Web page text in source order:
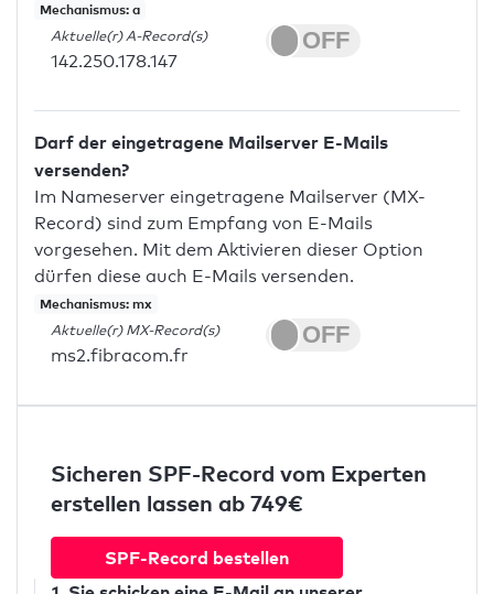
Mechanismus: a
Aktuelle(r) A-Record(s)
142.250.178.147
Darf der eingetragene Mailserver E-Mails
versenden?
Im Nameserver eingetragene Mailserver (MX-
Record) sind zum Empfang von E-Mails
vorgesehen. Mit dem Aktivieren dieser Option
dürfen diese auch E-Mails versenden.
Mechanismus: mx
Aktuelle(r) MX-Record(s)
ms2.fibracom.fr
Sicheren SPF-Record vom Experten
erstellen lassen ab 749€
SPF-Record bestellen